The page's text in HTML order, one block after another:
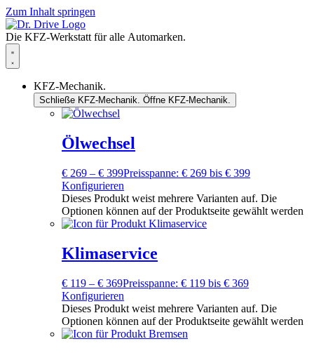
Zum Inhalt springen
Die KFZ-Werkstatt für alle Automarken.
KFZ-Mechanik.
Schließe KFZ-Mechanik. Öffne KFZ-Mechanik.
Ölwechsel
€ 269 – € 399Preisspanne: € 269 bis € 399
Konfigurieren
Dieses Produkt weist mehrere Varianten auf. Die
Optionen können auf der Produktseite gewählt werden
Klimaservice
€ 119 – € 369Preisspanne: € 119 bis € 369
Konfigurieren
Dieses Produkt weist mehrere Varianten auf. Die
Optionen können auf der Produktseite gewählt werden